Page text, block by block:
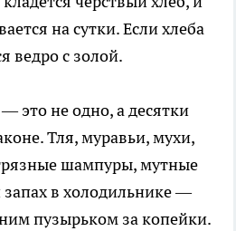
на сутки. Если хлеба
ведро с золой.
это не одно, а десятки
Тля, муравьи, мухи,
шампуры, мутные
в холодильнике —
пузырьком за копейки.